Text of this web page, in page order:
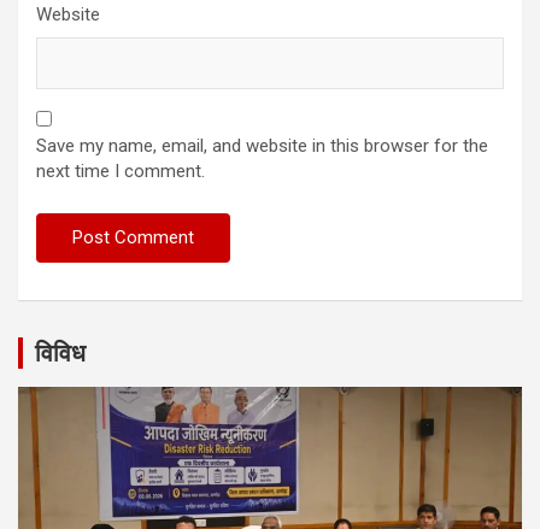
Website
Save my name, email, and website in this browser for the
next time I comment.
विविध